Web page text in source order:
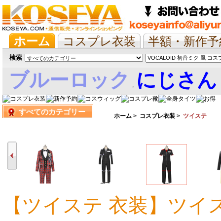
ホーム コスプレ衣装
半額・新作
抱き枕/布団/シーツ
ツイステ ウマ
検索
ブルーロック , にじさ
娘すべてのカテゴリー ホーム > コスプレ衣装 > ツイステ
14,795円 14,795円 14,795円
【ツイステ 衣装】ツ